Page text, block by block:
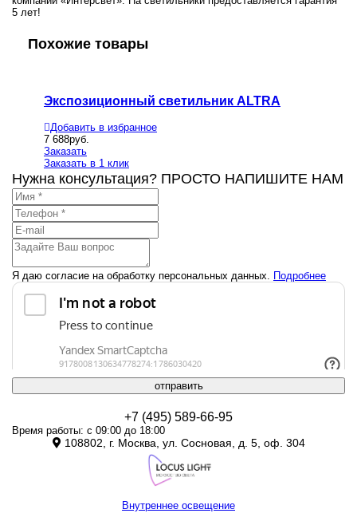
5 лет!
Похожие товары
Экспозиционный светильник ALTRA
Добавить в избранное
7 688руб.
Заказать
Заказать в 1 клик
Нужна консультация? ПРОСТО НАПИШИТЕ НАМ
Я даю согласие на обработку персональных данных. Подробнее
отправить
+7 (495) 589-66-95
Время работы: с 09:00 до 18:00
108802, г. Москва, ул. Сосновая, д. 5, оф. 304
Внутреннее освещение